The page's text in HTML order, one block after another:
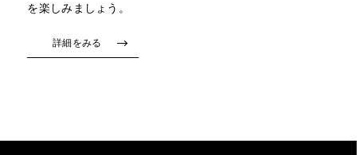
を楽しみましょう。
詳細をみる